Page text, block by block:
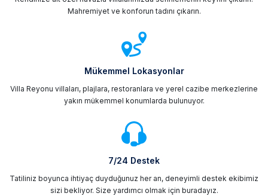
Mahremiyet ve konforun tadını çıkarın.
Mükemmel Lokasyonlar
Villa Reyonu villaları, plajlara, restoranlara ve yerel cazibe merkezlerine
yakın mükemmel konumlarda bulunuyor.
7/24 Destek
Tatiliniz boyunca ihtiyaç duyduğunuz her an, deneyimli destek ekibimiz
sizi bekliyor. Size yardımcı olmak için buradayız.